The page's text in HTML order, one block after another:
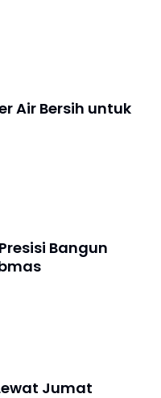
Air Bersih untuk
Bangun
Jumat